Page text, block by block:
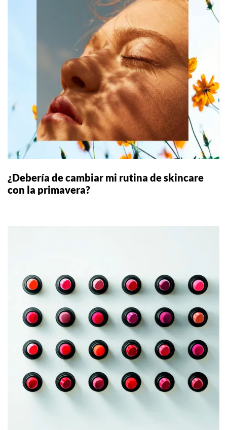
¿Debería de cambiar mi rutina de skincare
con la primavera?